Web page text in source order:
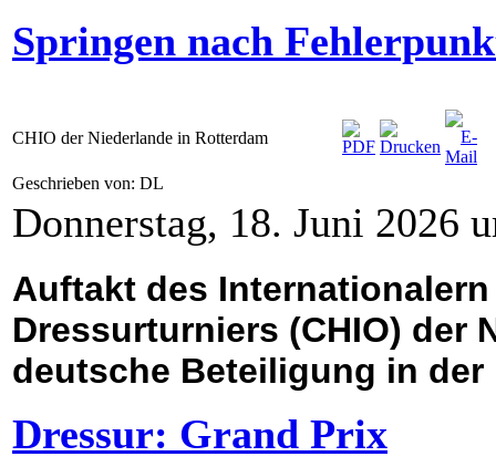
Springen nach
CHIO der Niederlande in Rotterdam
Geschrieben von: DL
Donnerstag, 18. Juni 2026
Auftakt des
Dressurturniers (CHIO) der
deutsche Beteiligung in der
Dressur: Grand Prix